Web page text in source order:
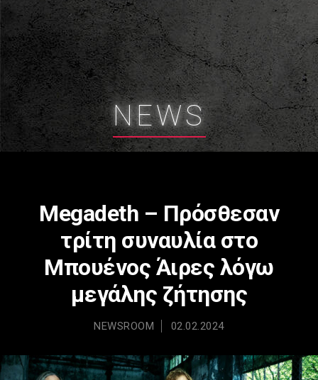
NEWS
Megadeth – Πρόσθεσαν
τρίτη συναυλία στο
Μπουένος Άιρες λόγω
μεγάλης ζήτησης
NEWSROOM 02.02.2024